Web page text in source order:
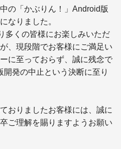
の「かぶりん！」Android版
なりました。
多くの皆様にお楽しみいただ
、現段階でお客様にご満足い
に至っておらず、誠に残念で
発の中止という決断に至り
おりましたお客様には、誠に
ご理解を賜りますようお願い